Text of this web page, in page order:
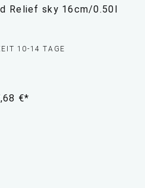
Relief sky 16cm/0.50l
10-14 TAGE
€*